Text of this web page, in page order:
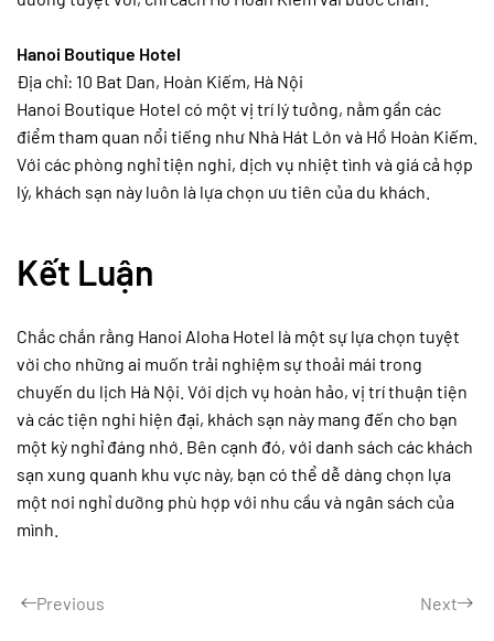
Hanoi Boutique Hotel
Địa chỉ: 10 Bat Dan, Hoàn Kiếm, Hà Nội
Hanoi Boutique Hotel có một vị trí lý tưởng, nằm gần các
điểm tham quan nổi tiếng như Nhà Hát Lớn và Hồ Hoàn Kiếm.
Với các phòng nghỉ tiện nghi, dịch vụ nhiệt tình và giá cả hợp
lý, khách sạn này luôn là lựa chọn ưu tiên của du khách.
Kết Luận
Chắc chắn rằng Hanoi Aloha Hotel là một sự lựa chọn tuyệt
vời cho những ai muốn trải nghiệm sự thoải mái trong
chuyến du lịch Hà Nội. Với dịch vụ hoàn hảo, vị trí thuận tiện
và các tiện nghi hiện đại, khách sạn này mang đến cho bạn
một kỳ nghỉ đáng nhớ. Bên cạnh đó, với danh sách các khách
sạn xung quanh khu vực này, bạn có thể dễ dàng chọn lựa
một nơi nghỉ dưỡng phù hợp với nhu cầu và ngân sách của
mình.
Previous Next